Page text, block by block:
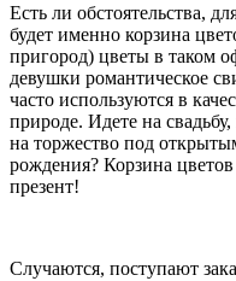
Есть ли обстоятельства,
будет именно корзина
пригород) цветы в таком
девушки романтическое
часто используются в
природе. Идете на
на торжество под
рождения? Корзина
презент!
Случаются, поступают